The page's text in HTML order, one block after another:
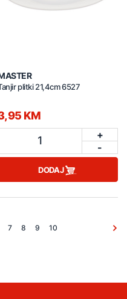
plitki 21,4cm 6527
KM
1
+
-
DODAJ
7 8 9 10